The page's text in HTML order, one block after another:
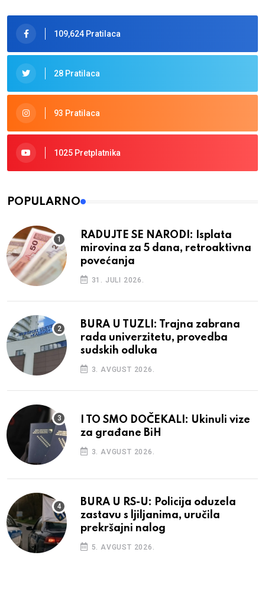
109,624 Pratilaca
28 Pratilaca
93 Pratilaca
1025 Pretplatnika
POPULARNO
RADUJTE SE NARODI: Isplata
mirovina za 5 dana, retroaktivna
povećanja
31. JULI 2026.
BURA U TUZLI: Trajna zabrana
rada univerzitetu, provedba
sudskih odluka
3. AVGUST 2026.
I TO SMO DOČEKALI: Ukinuli vize
za građane BiH
3. AVGUST 2026.
BURA U RS-U: Policija oduzela
zastavu s ljiljanima, uručila
prekršajni nalog
5. AVGUST 2026.